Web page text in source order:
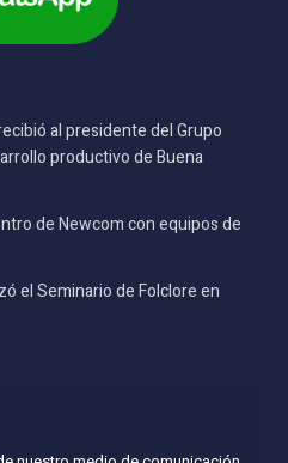
al presidente del Grupo
productivo de Buena
de Newcom con equipos de
el Seminario de Folclore en